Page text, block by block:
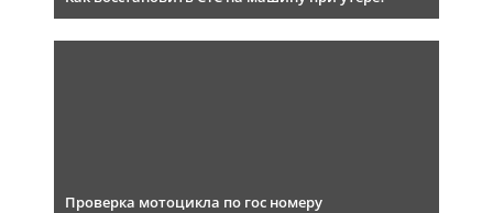
Проверка мотоцикла по гос номеру